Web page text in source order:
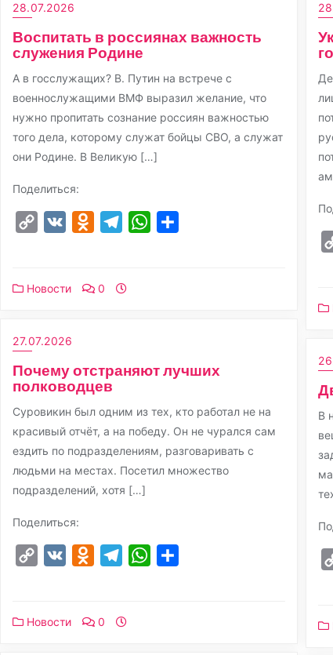
28.07.2026
Воспитать в россиянах важность
служения Родине
А в госслужащих? В. Путин на встрече с
военнослужащими ВМФ выразил желание, что
нужно пропитать сознание россиян важностью
того дела, которому служат бойцы СВО, а служат
они Родине. В Великую […]
Поделиться:
Copy
VK Odnoklassniki
TelegramWhatsApp
Новости 0
27.07.2026
Почему отстраняют лучших
полководцев
Суровикин был одним из тех, кто работал не на
красивый отчёт, а на победу. Он не чурался сам
ездить по подразделениям, разговаривать с
людьми на местах. Посетил множество
подразделений, хотя […]
Поделиться:
Copy
VK Odnoklassniki
TelegramWhatsApp
Новости 0
В